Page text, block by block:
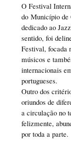
O Festival
do Município de
dedicado ao
sentido, foi
Festival, focada
músicos e
internacionais
portugueses.
Outro dos
oriundos de
a circulação no
felizmente,
por toda a parte.